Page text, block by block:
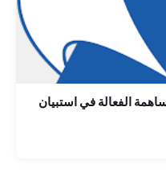
الفعالة في استبيان